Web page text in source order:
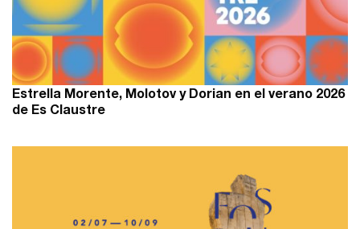
Estrella Morente, Molotov y Dorian en el verano 2026
de Es Claustre